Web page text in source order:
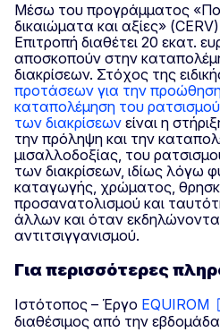
Μέσω του προγράμματος
δικαιώματα και αξίες»
Επιτροπή διαθέτει 20 εκατ.
αποσκοπούν στην
διακρίσεων. Στόχος της
προτάσεων για την
καταπολέμηση του
των διακρίσεων είναι η
την πρόληψη και την
μισαλλοδοξίας, του
των διακρίσεων, ιδίως λόγω
καταγωγής, χρώματος,
προσανατολισμού και
άλλων και όταν
αντιτσιγγανισμού.
Για περισσότερες
Ιστότοπος – Έργο EQUIROM
διαθέσιμος από την εβδομάδα